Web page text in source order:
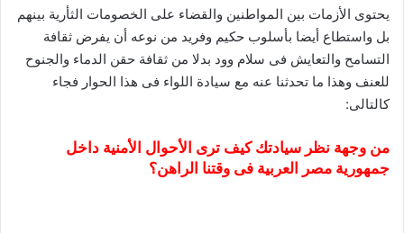
يحتوى الأزمات بين المواطنين والقضاء على الخصومات الثأرية بينهم
بل واستطاع أيضا بأسلوب حكيم وفريد من نوعه أن يفرض ثقافة
التسامح والتعايش فى سلام وود بدلا من ثقافة حقن الدماء والجنوح
للعنف وهذا ما تحدثنا عنه مع سيادة اللواء فى هذا الحوار فجاء
كالتالى:
من وجهة نظر سيادتك كيف ترى الأحوال الأمنية داخل
جمهورية مصر العربية فى وقتنا الراهن؟